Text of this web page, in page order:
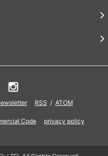
RSS / ATOM
Code privacy policy